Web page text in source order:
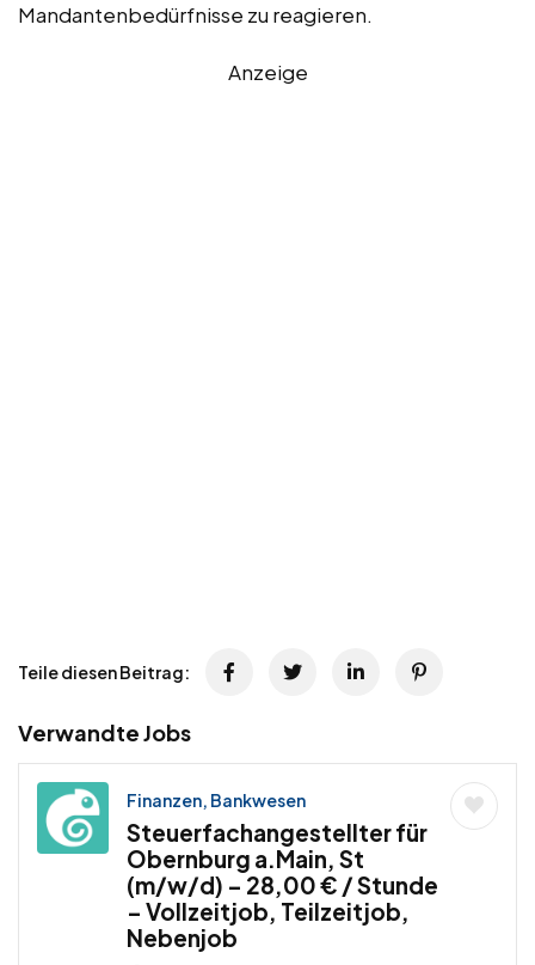
Mandantenbedürfnisse zu reagieren.
Anzeige
Teile diesen Beitrag:
Verwandte Jobs
Finanzen, Bankwesen
Steuerfachangestellter für
Obernburg a.Main, St
(m/w/d) – 28,00 € / Stunde
– Vollzeitjob, Teilzeitjob,
Nebenjob